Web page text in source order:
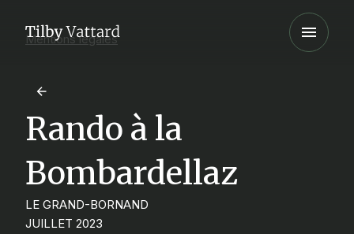
Mentions légales
Rando à la
Bombardellaz
LE GRAND-BORNAND
JUILLET 2023